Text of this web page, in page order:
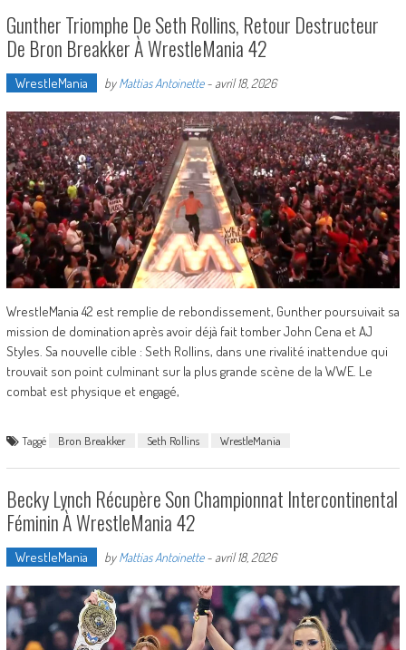
Gunther Triomphe De Seth Rollins, Retour Destructeur
De Bron Breakker À WrestleMania 42
WrestleMania byMattias Antoinette- avril 18, 2026
WrestleMania 42 est remplie de rebondissement, Gunther poursuivait sa
mission de domination après avoir déjà fait tomber John Cena et AJ
Styles. Sa nouvelle cible : Seth Rollins, dans une rivalité inattendue qui
trouvait son point culminant sur la plus grande scène de la WWE. Le
combat est physique et engagé,
Taggé Bron Breakker Seth Rollins WrestleMania
Becky Lynch Récupère Son Championnat Intercontinental
Féminin À WrestleMania 42
WrestleMania byMattias Antoinette- avril 18, 2026